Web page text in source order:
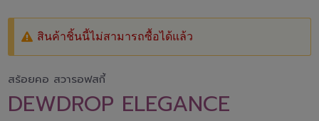
สินค้าชิ้นนี้ไม่สามารถซื้อได้แล้ว
สร้อยคอ สวารอฟสกี้
DEWDROP ELEGANCE